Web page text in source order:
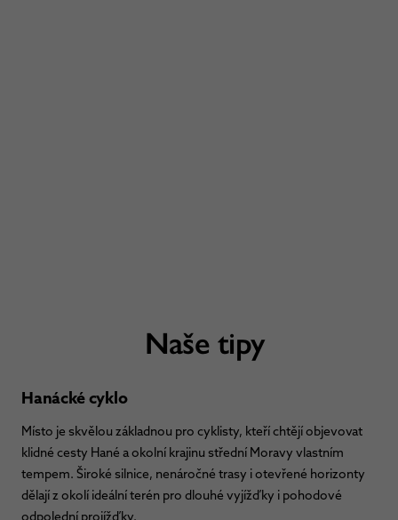
Naše tipy
Hanácké cyklo
Místo je skvělou základnou pro cyklisty, kteří chtějí objevovat
klidné cesty Hané a okolní krajinu střední Moravy vlastním
tempem. Široké silnice, nenáročné trasy i otevřené horizonty
dělají z okolí ideální terén pro dlouhé vyjížďky i pohodové
odpolední projížďky.